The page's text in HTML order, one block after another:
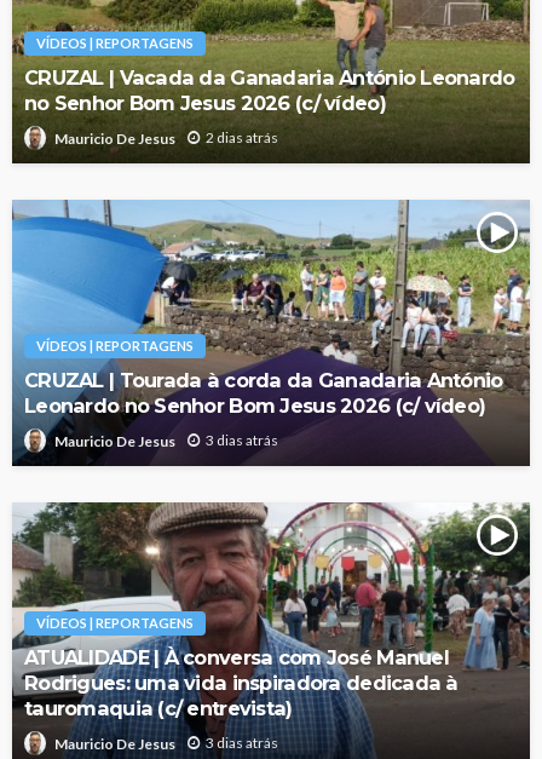
VÍDEOS | REPORTAGENS
CRUZAL | Vacada da Ganadaria António Leonardo
no Senhor Bom Jesus 2026 (c/ vídeo)
Mauricio De Jesus 2 dias atrás
VÍDEOS | REPORTAGENS
CRUZAL | Tourada à corda da Ganadaria António
Leonardo no Senhor Bom Jesus 2026 (c/ vídeo)
Mauricio De Jesus 3 dias atrás
VÍDEOS | REPORTAGENS
ATUALIDADE | À conversa com José Manuel
Rodrigues: uma vida inspiradora dedicada à
tauromaquia (c/ entrevista)
Mauricio De Jesus 3 dias atrás